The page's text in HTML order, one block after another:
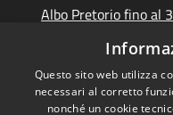
Albo Pretorio fino al
Documenti e dati
Questo sito web utilizza
necessari al corretto
nonché un cookie